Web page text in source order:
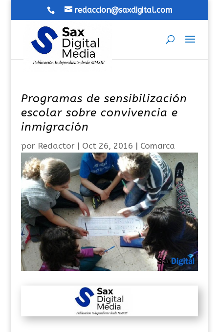
redaccion@saxdigital.com
Programas de sensibilización
escolar sobre convivencia e
inmigración
por Redactor| Oct 26, 2016 | Comarca